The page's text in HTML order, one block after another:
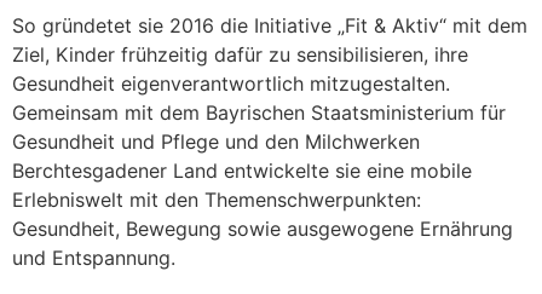
So gründetet sie 2016 die Initiative „Fit & Aktiv“ mit dem
Ziel, Kinder frühzeitig dafür zu sensibilisieren, ihre
Gesundheit eigenverantwortlich mitzugestalten.
Gemeinsam mit dem Bayrischen Staatsministerium für
Gesundheit und Pflege und den Milchwerken
Berchtesgadener Land entwickelte sie eine mobile
Erlebniswelt mit den Themenschwerpunkten:
Gesundheit, Bewegung sowie ausgewogene Ernährung
und Entspannung.